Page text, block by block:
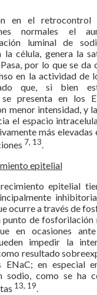
en el retrocontrol
normales el
luminal de
la célula, genera la
por lo que se da
en la actividad de
que, si bien
presenta en los
menor intensidad, y
el espacio
más elevadas
7, 13.
epitelial
epitelial
ocurre a través de
de fosforilación
en ocasiones
impedir la
resultado
en especial
sodio, como se ha
13, 19.